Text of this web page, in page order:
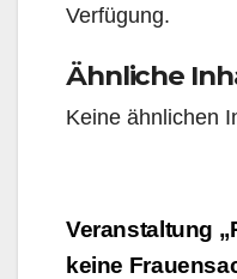
Verfügung.
Ähnliche
Keine ähnlichen
Veranstaltung
keine